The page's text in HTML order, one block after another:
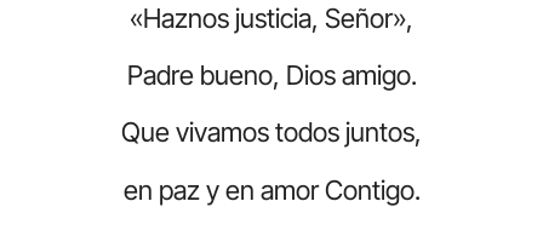
«Haznos justicia, Señor»,
Padre bueno, Dios amigo.
Que vivamos todos juntos,
en paz y en amor Contigo.